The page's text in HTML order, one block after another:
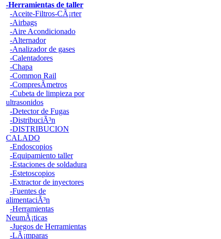
-Herramientas de taller
-Aceite-Filtros-CÃ¡rter
-Airbags
-Aire Acondicionado
-Alternador
-Analizador de gases
-Calentadores
-Chapa
-Common Rail
-CompresÃ­metros
-Cubeta de limpieza por
ultrasonidos
-Detector de Fugas
-DistribuciÃ³n
-DISTRIBUCION
CALADO
-Endoscopios
-Equipamiento taller
-Estaciones de soldadura
-Estetoscopios
-Extractor de inyectores
-Fuentes de
alimentaciÃ³n
-Herramientas
NeumÃ¡ticas
-Juegos de Herramientas
-LÃ¡mparas